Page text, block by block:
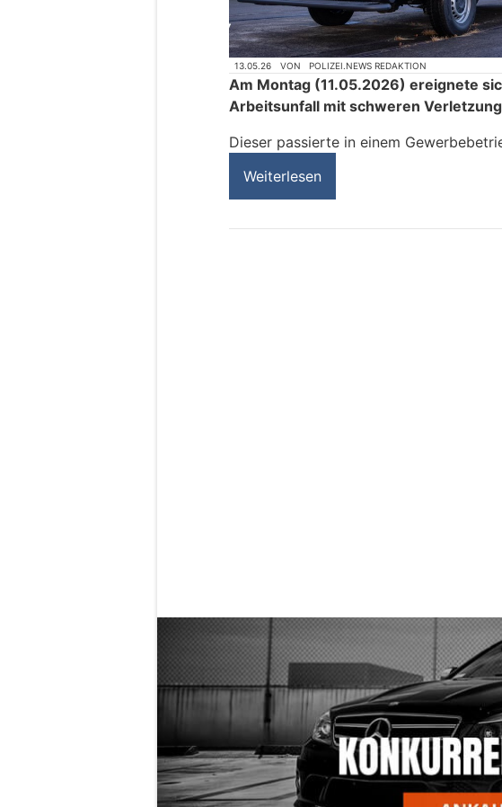
13.05.26 VON POLIZEI.NEWS REDAKTION
Am Montag (11.05.2026) ereignete
Arbeitsunfall mit schweren
Dieser passierte in einem
Weiterlesen